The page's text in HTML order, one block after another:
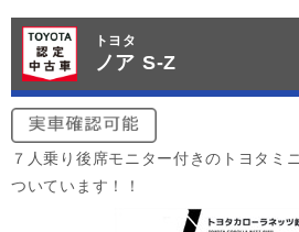
トヨタ
ノア S-Z
７人乗り後席モニター付きのトヨタミ
ついています！！